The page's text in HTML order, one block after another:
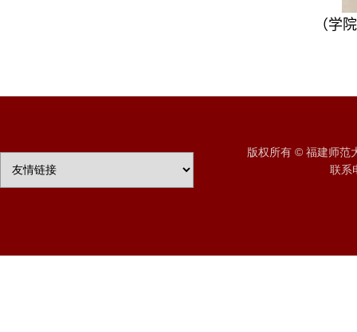
（学
版权所有 © 福建师范
联系